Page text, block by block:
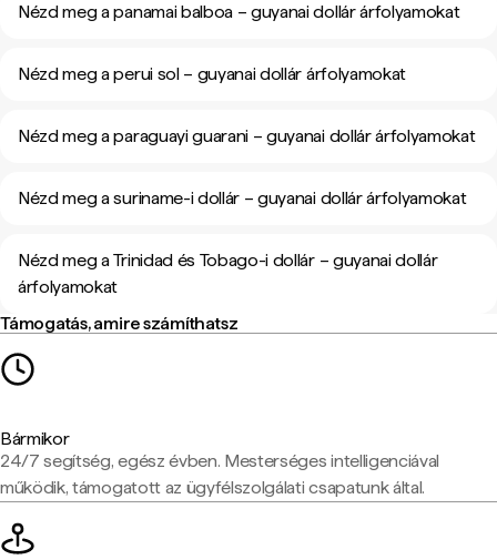
Nézd meg a panamai balboa – guyanai dollár árfolyamokat
Nézd meg a perui sol – guyanai dollár árfolyamokat
Nézd meg a paraguayi guarani – guyanai dollár árfolyamokat
Nézd meg a suriname-i dollár – guyanai dollár árfolyamokat
Nézd meg a Trinidad és Tobago-i dollár – guyanai dollár
árfolyamokat
Támogatás, amire számíthatsz
Bármikor
24/7 segítség, egész évben. Mesterséges intelligenciával
működik, támogatott az ügyfélszolgálati csapatunk által.